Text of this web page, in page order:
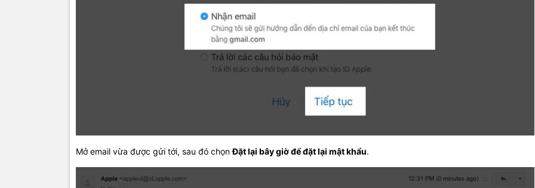
Mở email vừa được gửi tới, sau đó chọnĐặt lại bây giờ để đặt lại mật khẩu.